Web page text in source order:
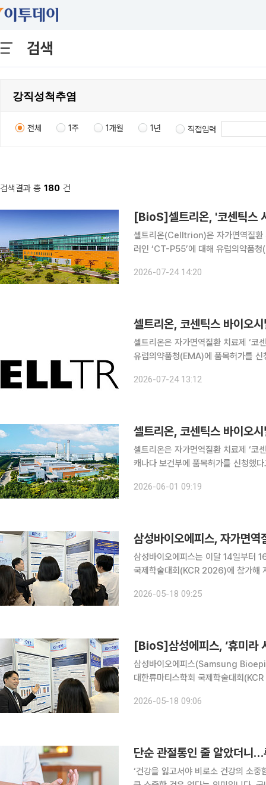
검색
전체 1주 1개월 1년 직접입력
검색결과 총 180 건
[BioS]셀트리온, '코센틱스
셀트리온(Celltrion)은 자가면역질
러인 ‘CT-P55’에 대해 유럽의약품
판상건선(PsO), 건선성관절염(P
2026-07-24 14:20
셀트리온, 코센틱스 바이오
셀트리온은 자가면역질환 치료제 ‘코
유럽의약품청(EMA)에 품목허가를 신청했다고 24일 밝혔
으로 한다. 품목허가 신청에 앞서 진
2026-07-24 13:12
셀트리온, 코센틱스 바이오
셀트리온은 자가면역질환 치료제 ‘코
캐나다 보건부에 품목허가를 신청했다고 1일 밝혔다. 셀트리온은 판상
신청했다. 이번 허가 신청은 건강
2026-06-01 09:19
삼성바이오에피스, 자가면역
삼성바이오에피스는 이달 14일부터
국제학술대회(KCR 2026)에 참가해
분명 아달리무맙)의 치료 효능 및 안
2026-05-18 09:25
[BioS]삼성에피스, ‘휴미라
삼성바이오에피스(Samsung
대한류마티스학회 국제학술대회
이오에피스는 자체적으로 수행한 휴
2026-05-18 09:06
단순 관절통인 줄 알았더니
‘건강을 잃고서야 비로소 건강의 소